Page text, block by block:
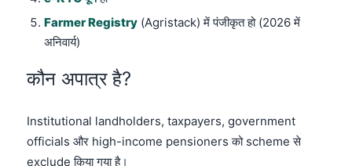
Farmer Registry (Agristack) में पंजीकृत हो (2026 में
अनिवार्य)
कौन अपात्र है?
Institutional landholders, taxpayers, government
officials और high-income pensioners को scheme से
exclude किया गया है।